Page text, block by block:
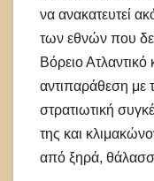
να ανακατευτεί
των εθνών που
Βόρειο Ατλαντικό
αντιπαράθεση με
στρατιωτική
της και
από ξηρά,